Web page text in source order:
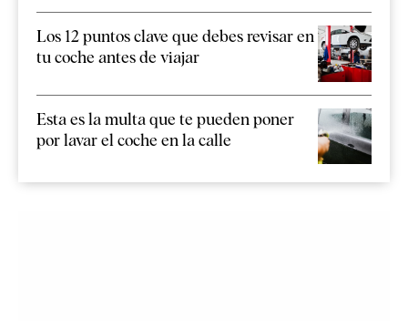
Los 12 puntos clave que debes revisar en
tu coche antes de viajar
Esta es la multa que te pueden poner
por lavar el coche en la calle